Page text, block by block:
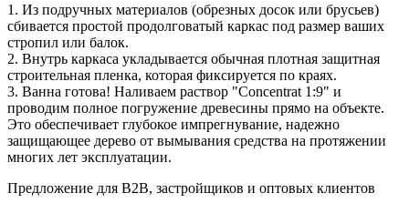
1. Из подручных материалов (обрезных досок или брусьев)
сбивается простой продолговатый каркас под размер ваших
стропил или балок.
2. Внутрь каркаса укладывается обычная плотная защитная
строительная пленка, которая фиксируется по краях.
3. Ванна готова! Наливаем раствор "Concentrat 1:9" и
проводим полное погружение древесины прямо на объекте.
Это обеспечивает глубокое импрегнувание, надежно
защищающее дерево от вымывания средства на протяжении
многих лет эксплуатации.
Предложение для B2B, застройщиков и оптовых клиентов